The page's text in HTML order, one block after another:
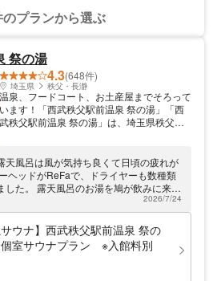
プランから選ぶ
祭の湯
4.3(648件)
埼玉県 秩父・長瀞
温泉、フードコート、お土産屋までそろって
います！「西武秩父駅前温泉 祭の湯」「西
武秩父駅前温泉 祭の湯」は、埼玉県秩父市
当館のコンセプトは祭。明るく華やかな雰囲
気の建物です。露天風呂は岩風呂、花見湯、
寝ころび湯、つぼ湯の4種類があり、開放的
な空の下で入浴できます。内湯は高濃度人工
炭酸泉、ジェットバス、サウナなど、5種類
の温浴施設をご用意。お風呂上がりに過ごす
休憩エリアも種類豊富です。「寝ころび処」
は畳張りの休憩所で、足を伸ばして寝られる
天風呂は風が気持ち良くて日頃の疲れが
ヘッドがReFaで、ドライヤーも数種類
した。 露天風呂のお湯を鳩が飲みに来て
で星4つにさせていただきました。2026/7/24
サウナ】西武秩父駅前温泉 祭の
室サウナプラン ※入館料別